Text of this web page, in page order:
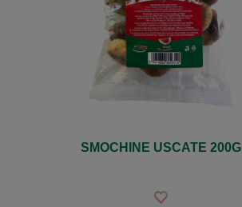
SMOCHINE USCATE 200G